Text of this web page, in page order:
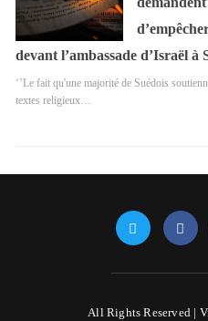
devant l’ambassade d’Israël à
‘’Le fait qu'une majorité de Suédois
textes religieux…
All Rights Reserved |